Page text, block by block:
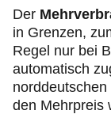
Der
in Grenzen,
Regel nur bei
automatisch
den Mehrpreis